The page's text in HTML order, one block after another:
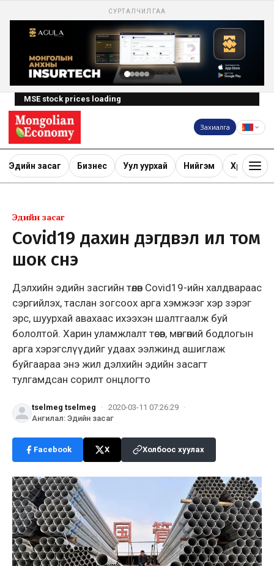
СУРТАЛЧИЛГАА
MSE stock prices loading
Захиалга
Эдийн засаг Бизнес Уул уурхай Нийгэм Хөрөнгө
Эдийн засаг
Covid19 дахин дэгдвэл илүү том
шок үүснэ
Дэлхийн эдийн засгийн төлөв Covid19-ийн халдвараас
сэргийлэх, таслан зогсоох арга хэмжээг хэр зэрэг
эрс, шуурхай авахаас ихээхэн шалтгаалж буй
бололтой. Харин уламжлалт төсөв, мөнгөний бодлогын
арга хэрэгслүүдийг удаах ээлжинд ашиглаж
буйгаараа энэ жил дэлхийн эдийн засагт
тулгамдсан сорилт онцлогто
tselmeg tselmeg · 2020-03-11 07:26:29 ·
Ангилал: Эдийн засаг
Facebook X Холбоос хуулах